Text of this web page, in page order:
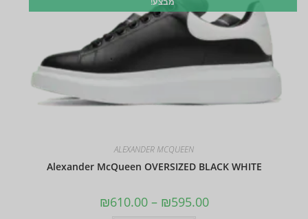
ALEXANDER MCQUEEN
Alexander McQueen OVERSIZED BLACK WHITE
₪595.00
–
₪610.00